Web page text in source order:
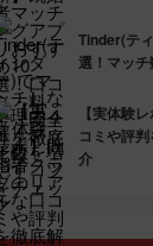
Tinder(テ
選！マッ
【実体験
コミや評
介